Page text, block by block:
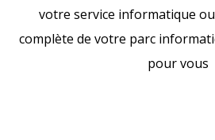
votre service informatique
complète de votre parc
pour vous